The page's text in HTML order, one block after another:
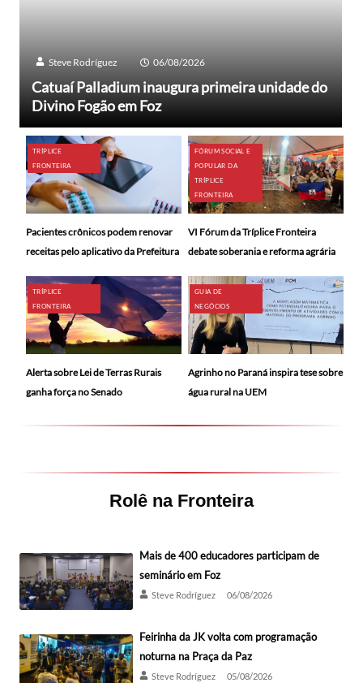
Steve Rodríguez 06/08/2026
Catuaí Palladium inaugura primeira unidade do
Divino Fogão em Foz
TRÍPLICE
FRONTEIRA
Pacientes crônicos podem renovar
receitas pelo aplicativo da Prefeitura
FÓRUM SOCIAL E
POPULAR DA
TRÍPLICE
FRONTEIRA
VI Fórum da Tríplice Fronteira
debate soberania e reforma agrária
TRÍPLICE
FRONTEIRA
Alerta sobre Lei de Terras Rurais
ganha força no Senado
GUIA DE
NEGÓCIOS
Agrinho no Paraná inspira tese sobre
água rural na UEM
Rolê na Fronteira
Mais de 400 educadores participam de
seminário em Foz
Steve Rodríguez 06/08/2026
Feirinha da JK volta com programação
noturna na Praça da Paz
Steve Rodríguez 05/08/2026